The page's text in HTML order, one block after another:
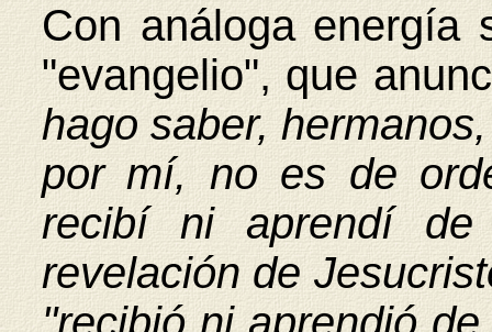
Con análoga energía
"evangelio", que
hago saber,
por mí, no es de
recibí ni aprendí de
revelación de
"recibió ni aprendió